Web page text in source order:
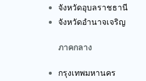
จังหวัดอุบลราชธานี
จังหวัดอำนาจเจริญ
ภาคกลาง
กรุงเทพมหานคร